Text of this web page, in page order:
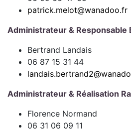
patrick.melot@wanadoo.fr
Administrateur & Responsable
Bertrand Landais
06 87 15 31 44
Administrateur & Réalisation
Florence Normand
06 31 06 09 11